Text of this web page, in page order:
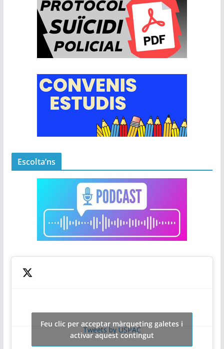
Escolta’ns
Tweets by USPAC
Feu clic per acceptar màrqueting galetes i
activar aquest contingut